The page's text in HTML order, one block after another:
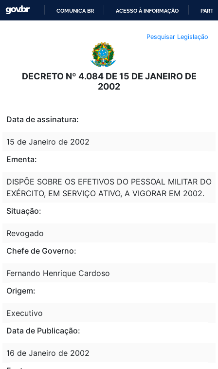
O
CONTEÚDO
COMUNICA BR ACESSO À INFORMAÇÃO
Pesquisar Legislação
DECRETO Nº 4.084 DE 15 DE JANEIRO DE
2002
Data de assinatura:
15 de Janeiro de 2002
Ementa:
DISPÕE SOBRE OS EFETIVOS DO PESSOAL MILITAR DO
EXÉRCITO, EM SERVIÇO ATIVO, A VIGORAR EM 2002.
Situação:
Revogado
Chefe de Governo:
Fernando Henrique Cardoso
Origem:
Executivo
Data de Publicação:
16 de Janeiro de 2002